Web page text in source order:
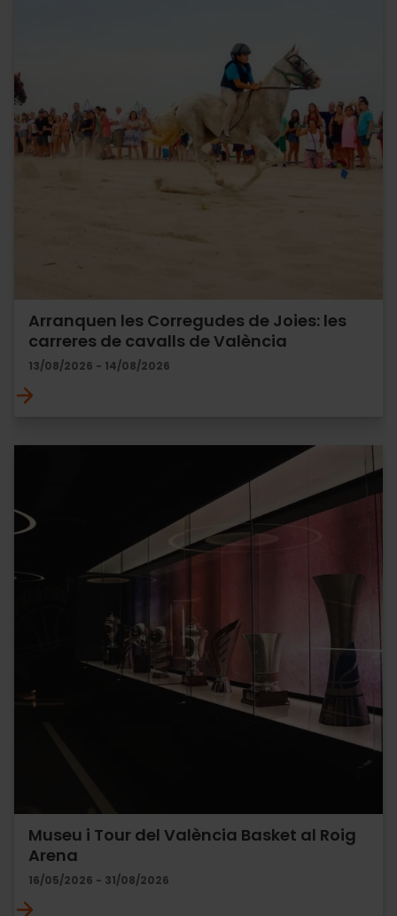
Arranquen les Corregudes de Joies: les
carreres de cavalls de València
13/08/2026 - 14/08/2026
Museu i Tour del València Basket al Roig
Arena
16/05/2026 - 31/08/2026